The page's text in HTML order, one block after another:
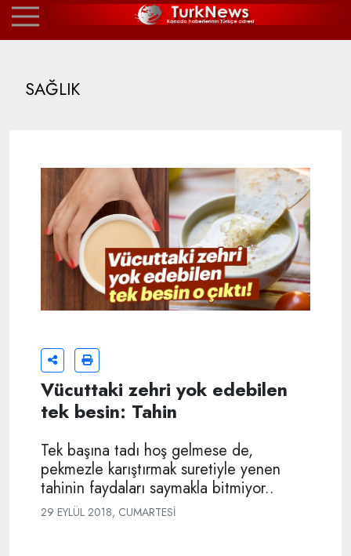
SAĞLIK
Vücuttaki zehri yok edebilen
tek besin: Tahin
Tek başına tadı hoş gelmese de,
pekmezle karıştırmak suretiyle yenen
tahinin faydaları saymakla bitmiyor..
29 EYLÜL 2018, CUMARTESI